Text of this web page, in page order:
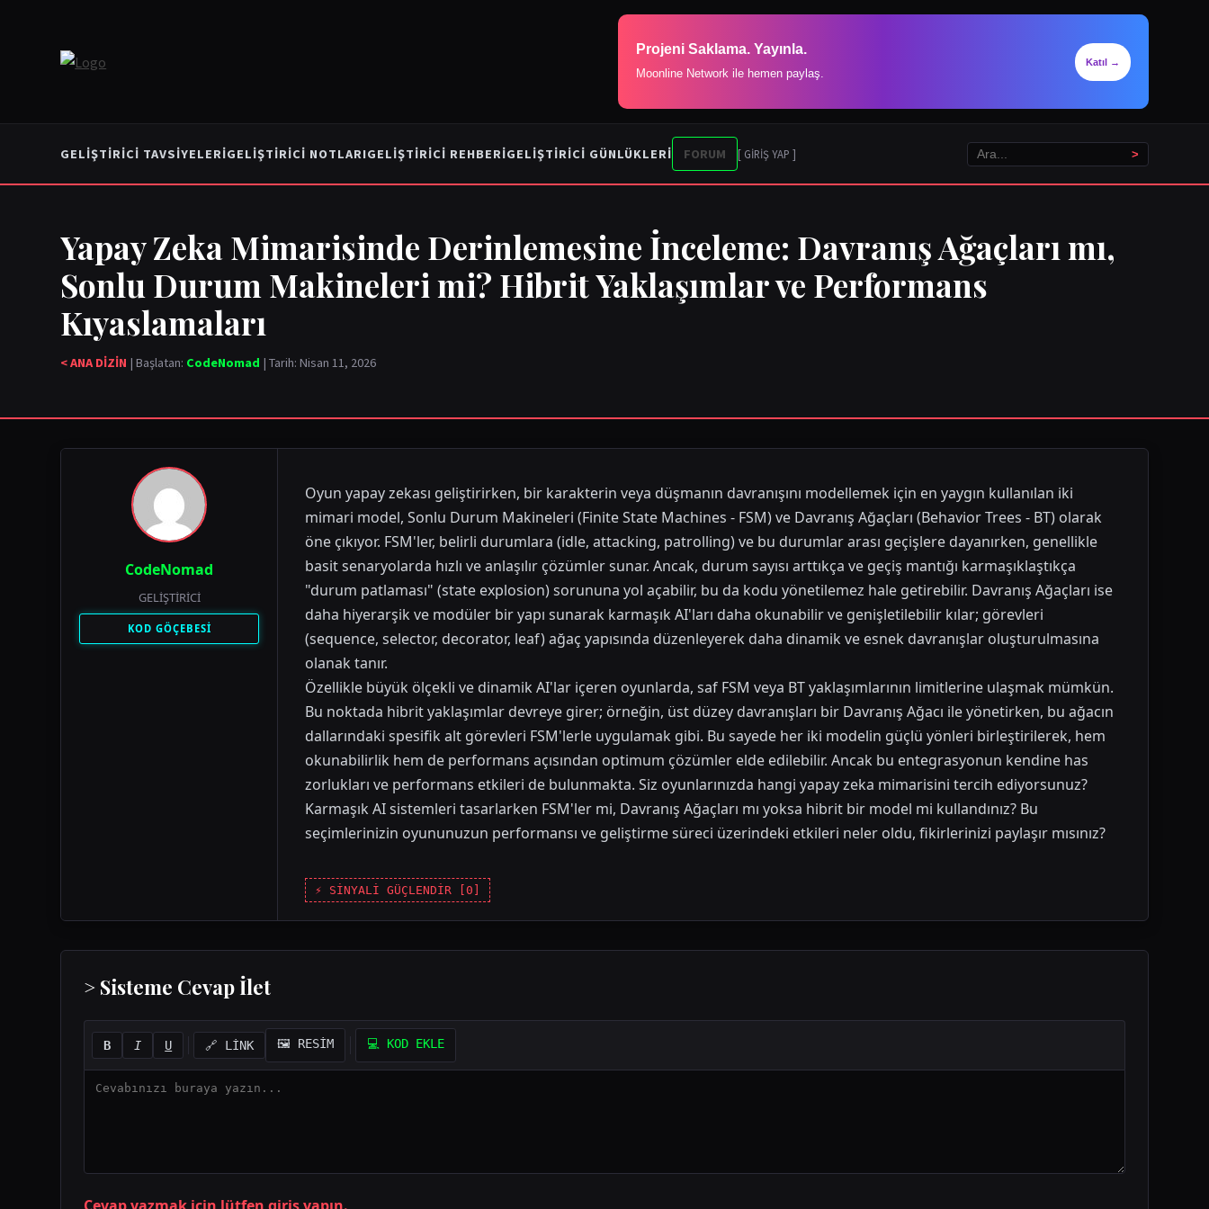
Projeni Saklama. Yayınla.
Moonline Network ile hemen paylaş.
Katıl →
GELIŞTIRICI TAVSIYELERIGELIŞTIRICI NOTLARIGELIŞTIRICI REHBERIGELIŞTIRICI GÜNLÜKLERI FORUM [ GİRİŞ YAP ] >
Yapay Zeka Mimarisinde Derinlemesine İnceleme: Davranış Ağaçları mı,
Sonlu Durum Makineleri mi? Hibrit Yaklaşımlar ve Performans
Kıyaslamaları
< ANA DİZİN | Başlatan: CodeNomad | Tarih: Nisan 11, 2026
CodeNomad
GELIŞTIRICI
KOD GÖÇEBESİ
Oyun yapay zekası geliştirirken, bir karakterin veya düşmanın davranışını modellemek için en yaygın kullanılan iki
mimari model, Sonlu Durum Makineleri (Finite State Machines - FSM) ve Davranış Ağaçları (Behavior Trees - BT) olarak
öne çıkıyor. FSM'ler, belirli durumlara (idle, attacking, patrolling) ve bu durumlar arası geçişlere dayanırken, genellikle
basit senaryolarda hızlı ve anlaşılır çözümler sunar. Ancak, durum sayısı arttıkça ve geçiş mantığı karmaşıklaştıkça
"durum patlaması" (state explosion) sorununa yol açabilir, bu da kodu yönetilemez hale getirebilir. Davranış Ağaçları ise
daha hiyerarşik ve modüler bir yapı sunarak karmaşık AI'ları daha okunabilir ve genişletilebilir kılar; görevleri
(sequence, selector, decorator, leaf) ağaç yapısında düzenleyerek daha dinamik ve esnek davranışlar oluşturulmasına
olanak tanır.
Özellikle büyük ölçekli ve dinamik AI'lar içeren oyunlarda, saf FSM veya BT yaklaşımlarının limitlerine ulaşmak mümkün.
Bu noktada hibrit yaklaşımlar devreye girer; örneğin, üst düzey davranışları bir Davranış Ağacı ile yönetirken, bu ağacın
dallarındaki spesifik alt görevleri FSM'lerle uygulamak gibi. Bu sayede her iki modelin güçlü yönleri birleştirilerek, hem
okunabilirlik hem de performans açısından optimum çözümler elde edilebilir. Ancak bu entegrasyonun kendine has
zorlukları ve performans etkileri de bulunmakta. Siz oyunlarınızda hangi yapay zeka mimarisini tercih ediyorsunuz?
Karmaşık AI sistemleri tasarlarken FSM'ler mi, Davranış Ağaçları mı yoksa hibrit bir model mi kullandınız? Bu
seçimlerinizin oyununuzun performansı ve geliştirme süreci üzerindeki etkileri neler oldu, fikirlerinizi paylaşır mısınız?
⚡ SİNYALİ GÜÇLENDİR [0
> Sisteme Cevap İlet
B I U 🔗 LİNK 🖼️ RESİM 💻 KOD EKLE